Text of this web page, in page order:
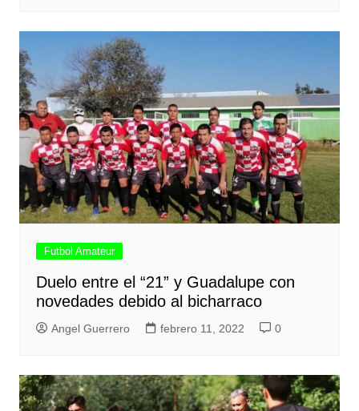
Futbol Amateur
Duelo entre el “21” y Guadalupe con
novedades debido al bicharraco
Angel Guerrero febrero 11, 2022 0